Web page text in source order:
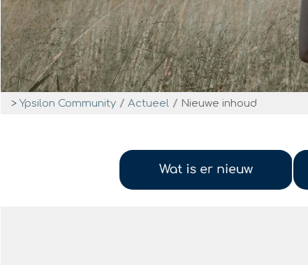
Agenda
Ypsilon Nieuws
Over Ypsilon
BovenJan
>Ypsilon Community / Actueel / Nieuwe inhoud